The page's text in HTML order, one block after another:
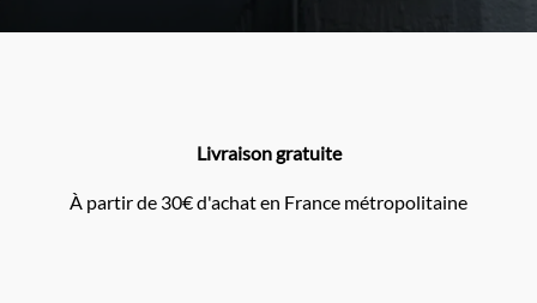
Livraison gratuite
À partir de 30€ d'achat en France métropolitaine